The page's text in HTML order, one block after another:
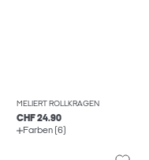
MELIERT ROLLKRAGEN
CHF 24.90
Farben (6)